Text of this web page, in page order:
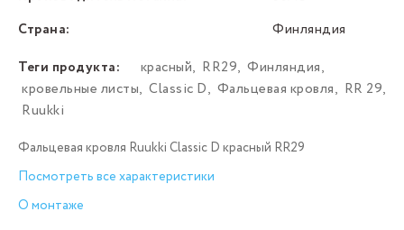
Страна:
Финляндия
Теги продукта:
красный, RR29, Финляндия,
кровельные листы, Classic D, Фальцевая кровля, RR 29,
Ruukki
Фальцевая кровля Ruukki Classic D красный RR29
Посмотреть все характеристики
О монтаже